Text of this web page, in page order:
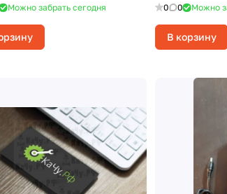
Можно забрать сегодня 0 0 Можно
В корзину